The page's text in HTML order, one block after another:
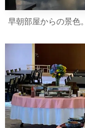
早朝部屋からの景色。